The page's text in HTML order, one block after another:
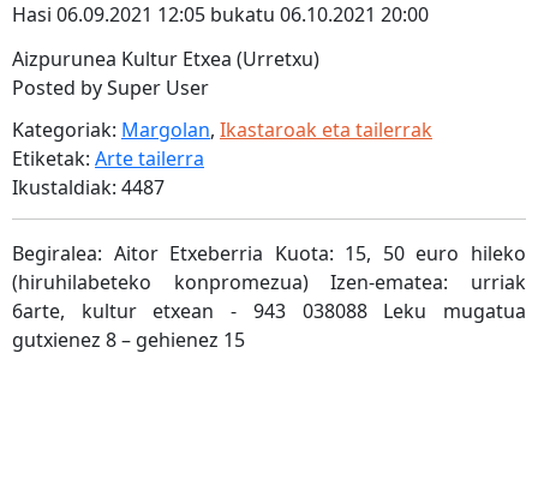
Hasi 06.09.2021 12:05 bukatu 06.10.2021 20:00
Aizpurunea Kultur Etxea (Urretxu)
Posted by Super User
Kategoriak: Margolan, Ikastaroak eta tailerrak
Etiketak: Arte tailerra
Ikustaldiak: 4487
Begiralea: Aitor Etxeberria Kuota: 15, 50 euro hileko
(hiruhilabeteko konpromezua) Izen-ematea: urriak
6arte, kultur etxean - 943 038088 Leku mugatua
gutxienez 8 – gehienez 15